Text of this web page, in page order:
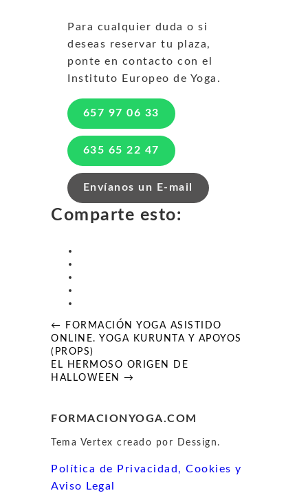
Para cualquier duda o si
deseas reservar tu plaza,
ponte en contacto con el
Instituto Europeo de Yoga.
657 97 06 33
635 65 22 47
Envíanos un E-mail
Comparte esto:
Navegación
de
entradas
← FORMACIÓN YOGA ASISTIDO
ONLINE. YOGA KURUNTA Y APOYOS
(PROPS)
EL HERMOSO ORIGEN DE
HALLOWEEN →
FORMACIONYOGA.COM
Tema Vertex creado por Dessign.
Política de Privacidad, Cookies y
Aviso Legal